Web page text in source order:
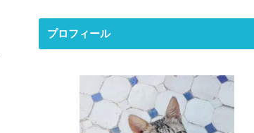
プロフィール